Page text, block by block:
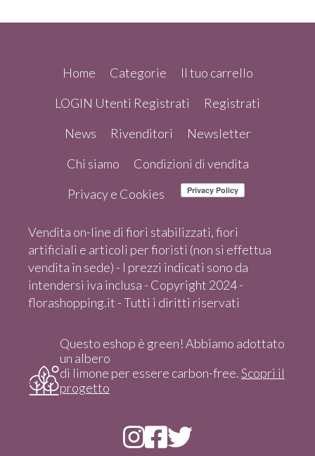
Home Categorie
Il tuo carrello
LOGIN Utenti Registrati
Registrati
News
Rivenditori
Newsletter
Chi siamo
Condizioni di vendita
Privacy e Cookies
Vendita on-line di fiori stabilizzati, fiori
artificiali e articoli per fioristi (non si effettua
vendita in sede) - I prezzi indicati sono da
intendersi iva inclusa - Copyright 2024 -
florashopping.it - Tutti i diritti riservati
Questo eshop è green! Abbiamo adottato
un albero
di limone per essere carbon-free.Scopri il
progetto